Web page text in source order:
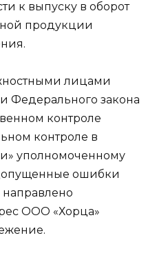
к выпуску в оборот
продукции
лицами
Федерального закона
контроле
контроле в
уполномоченному
ошибки
ООО «Хорца»